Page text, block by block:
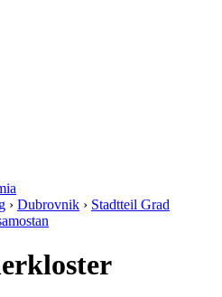
› Dubrovnik › Stadtteil Grad